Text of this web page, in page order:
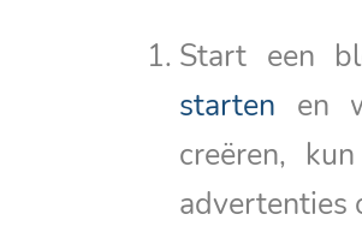
Start een
starten en
creëren,
advertenties